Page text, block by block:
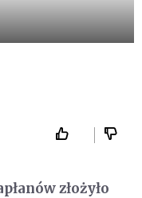
złożyło